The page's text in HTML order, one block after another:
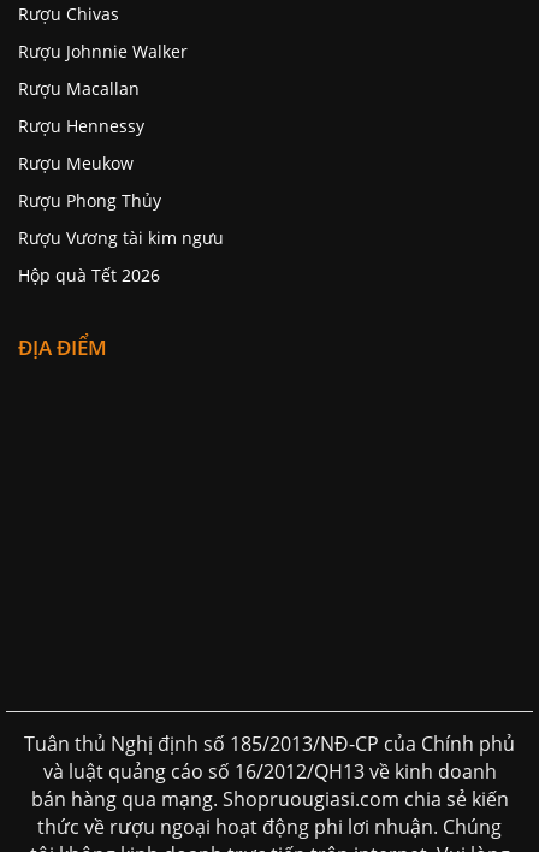
Rượu Chivas
Rượu Johnnie Walker
Rượu Macallan
Rượu Hennessy
Rượu Meukow
Rượu Phong Thủy
Rượu Vương tài kim ngưu
Hộp quà Tết 2026
ĐỊA ĐIỂM
Tuân thủ Nghị định số 185/2013/NĐ-CP của Chính phủ
và luật quảng cáo số 16/2012/QH13 về kinh doanh
bán hàng qua mạng. Shopruougiasi.com chia sẻ kiến
thức về rượu ngoại hoạt động phi lơi nhuận. Chúng